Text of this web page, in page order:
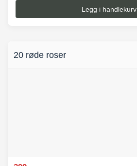
Legg i handlekurv
20 røde roser